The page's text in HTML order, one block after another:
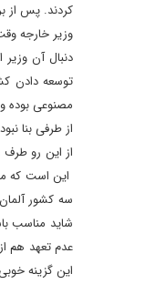
کردند. پس از
وزیر خارجه
دنبال آن
توسعه دادن
مصنوعی بوده
از طرفی بنا
از این رو
این است که
سه کشور
شاید مناسب
عدم تعهد هم
این گزینه